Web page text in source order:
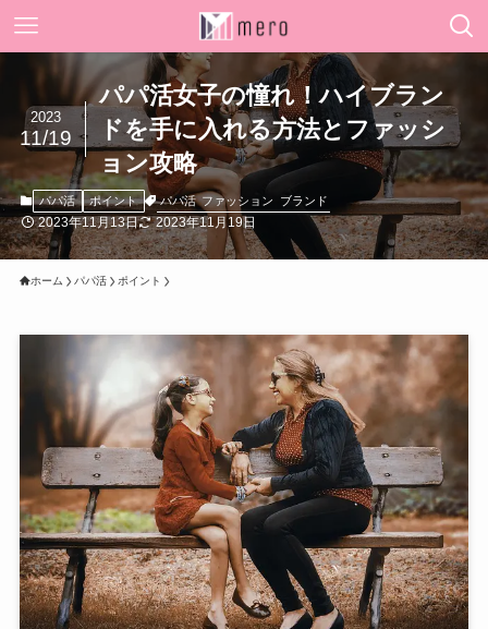
パパ活女子の憧れ！ハイブラン
ドを手に入れる方法とファッシ
ョン攻略
2023
11/19
パパ活 ポイント パパ活 ファッション ブランド
2023年11月13日 2023年11月19日
ホーム パパ活 ポイント